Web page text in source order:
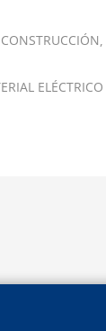
CONSTRUCCIÓN
ELÉCTRICO